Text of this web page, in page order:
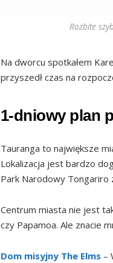
Rozbite
Na dworcu spotkałem
przyszedł czas na
1-dniowy plan
Tauranga to największe
Lokalizacja jest bardzo
Park Narodowy Tongariro
Centrum miasta nie jest
czy Papamoa. Ale znacie
Dom misyjny The Elms –